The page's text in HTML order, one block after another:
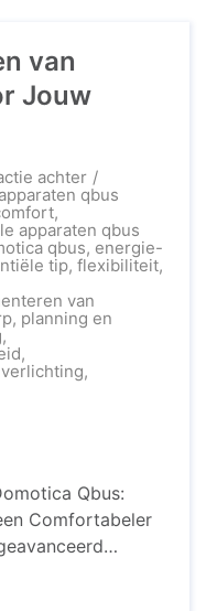
van
Jouw
achterop
Ontdek
de
Voordelen
van
Domotica
voor
Jouw
qbus
,
apparaten qbus
qbus, energie-
tip, flexibiliteit,
van
, planning en
,
,
verlichting,
Qbus:
Comfortabeler
in een slimme